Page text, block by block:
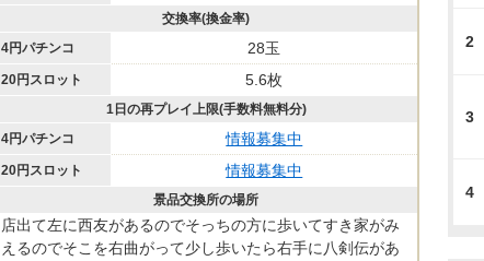
交換率(換金率)
4円パチンコ
28玉
20円スロット 5.6枚
1日の再プレイ上限(手数料無料分)
4円パチンコ
情報募集中
20円スロット 情報募集中
景品交換所の場所
店出て左に西友があるのでそっちの方に歩いてすき家がみ
えるのでそこを右曲がって少し歩いたら右手に八剣伝があ
2
3
4